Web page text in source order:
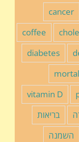
cancer
coffee
diabetes
vitamin D
בריאות
השמנה